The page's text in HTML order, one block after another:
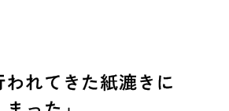
れてきた紙漉きに